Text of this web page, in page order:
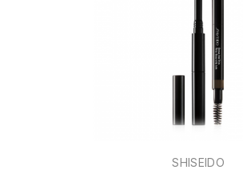
SHISEIDO